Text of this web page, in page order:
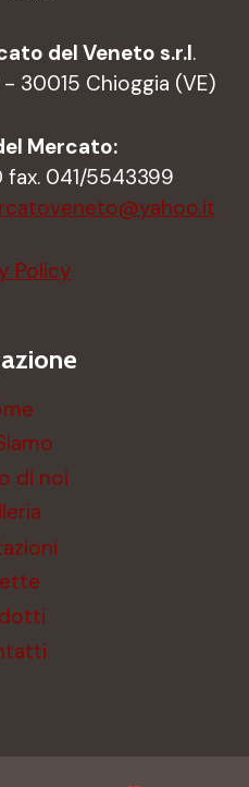
del Veneto s.r.l.
30015 Chioggia (VE)
Mercato:
fax. 041/5543399
Policy
di noi